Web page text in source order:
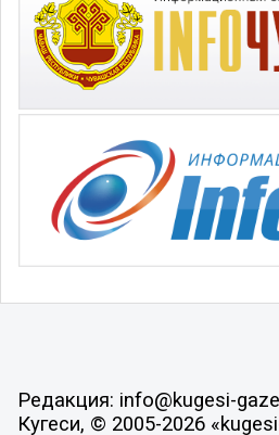
Редакция: info@kugesi-
Кугеси, © 2005-2026